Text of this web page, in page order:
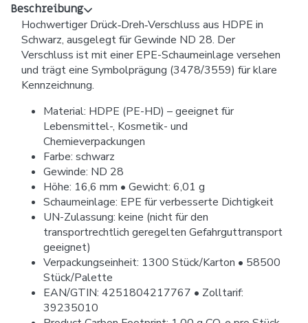
Beschreibung
Hochwertiger Drück‑Dreh‑Verschluss aus HDPE in
Schwarz, ausgelegt für Gewinde ND 28. Der
Verschluss ist mit einer EPE-Schaumeinlage versehen
und trägt eine Symbolprägung (3478/3559) für klare
Kennzeichnung.
Material: HDPE (PE-HD) – geeignet für
Lebensmittel-, Kosmetik- und
Chemieverpackungen
Farbe: schwarz
Gewinde: ND 28
Höhe: 16,6 mm • Gewicht: 6,01 g
Schaumeinlage: EPE für verbesserte Dichtigkeit
UN-Zulassung: keine (nicht für den
transportrechtlich geregelten Gefahrguttransport
geeignet)
Verpackungseinheit: 1300 Stück/Karton • 58500
Stück/Palette
EAN/GTIN: 4251804217767 • Zolltarif:
39235010